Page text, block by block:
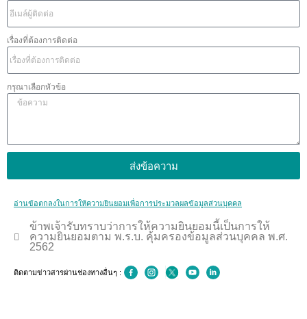
เรื่องที่ต้องการติดต่อ
กรุณาเลือกหัวข้อ
ส่งข้อความ
อ่านข้อตกลงในการให้ความยินยอมเพื่อการประมวลผลข้อมูลส่วนบุคคล
ข้าพเจ้ารับทราบว่าการให้ความยินยอมนี้เป็นการให้
ความยินยอมตาม พ.ร.บ. คุ้มครองข้อมูลส่วนบุคคล พ.ศ.
2562
ติดตามข่าวสารผ่านช่องทางอื่นๆ :